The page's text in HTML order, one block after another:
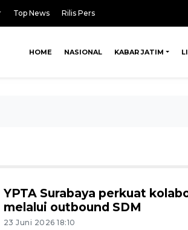
Top News Rilis Pers
HOME NASIONAL KABAR JATIM
YPTA Surabaya perkuat
melalui outbound SDM
23 Juni 2026 18:10